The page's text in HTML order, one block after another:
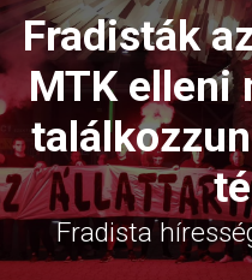
Fradisták
MTK elleni
Fradista